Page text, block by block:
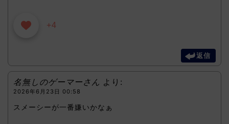
+4
返信
名無しのゲーマーさん より:
2026年6月23日 00:58
スメーシーが一番嫌いかなぁ